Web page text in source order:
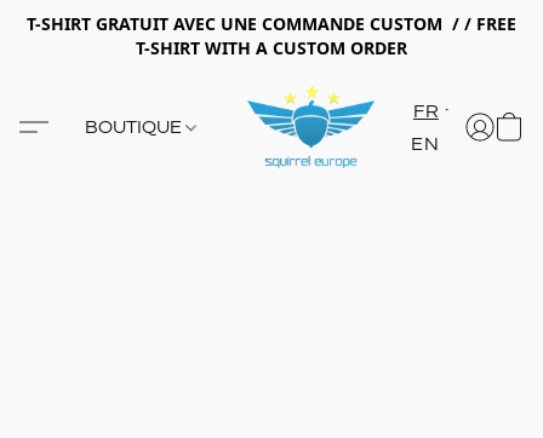
T-SHIRT GRATUIT AVEC UNE COMMANDE CUSTOM / / FREE
T-SHIRT WITH A CUSTOM ORDER
BOUTIQUE
FR
EN